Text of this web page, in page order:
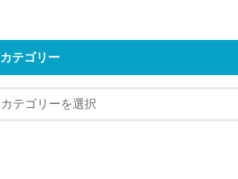
カテゴリー